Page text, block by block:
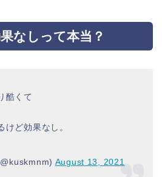
なしって本当？
酷くて
けど効果なし。
August 13, 2021